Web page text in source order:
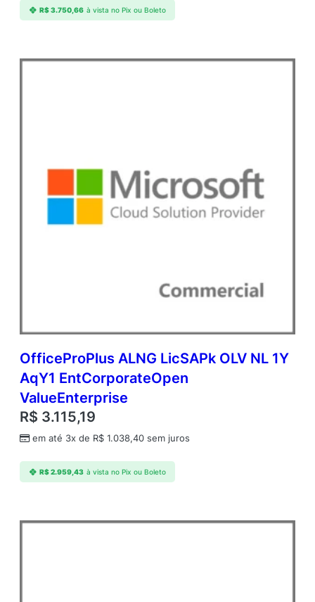
R$3.750,66 à vista no Pix ou Boleto
OfficeProPlus ALNG LicSAPk OLV NL 1Y
AqY1 EntCorporateOpen
ValueEnterprise
R$ 3.115,19
em até 3x de R$ 1.038,40 sem juros
R$2.959,43 à vista no Pix ou Boleto